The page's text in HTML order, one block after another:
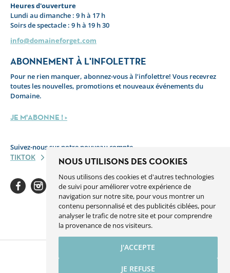
NOUS UTILISONS DES COOKIES
Nous utilisons des cookies et d'autres technologies
de suivi pour améliorer votre expérience de
navigation sur notre site, pour vous montrer un
contenu personnalisé et des publicités ciblées, pour
analyser le trafic de notre site et pour comprendre
la provenance de nos visiteurs.
J'ACCEPTE
JE REFUSE
Heures d'ouverture
Lundi au dimanche : 9 h à 17 h
Soirs de spectacle : 9 h à 19 h 30
info@domaineforget.com
ABONNEMENT À L'INFOLETTRE
Pour ne rien manquer, abonnez-vous à l’infolettre! Vous recevrez
toutes les nouvelles, promotions et nouveaux événements du
Domaine.
JE M'ABONNE ! >
Suivez-nous sur notre nouveau compte
TIKTOK
InstagramYoutubeLinkedinSpotify